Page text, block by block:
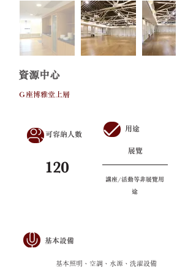
資源中心
Ｇ座博雅堂上層
可容納人數
120
用途
展覽
講座/活動等非展覽用
途
基本設備
基本照明、空調、水源、洗濯設備